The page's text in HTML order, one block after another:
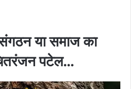
संगठन या समाज का
पटेल…